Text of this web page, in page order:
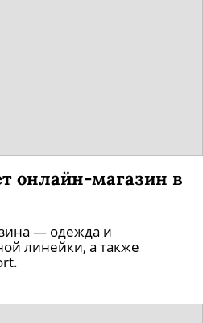
онлайн-магазин в
— одежда и
линейки, а также